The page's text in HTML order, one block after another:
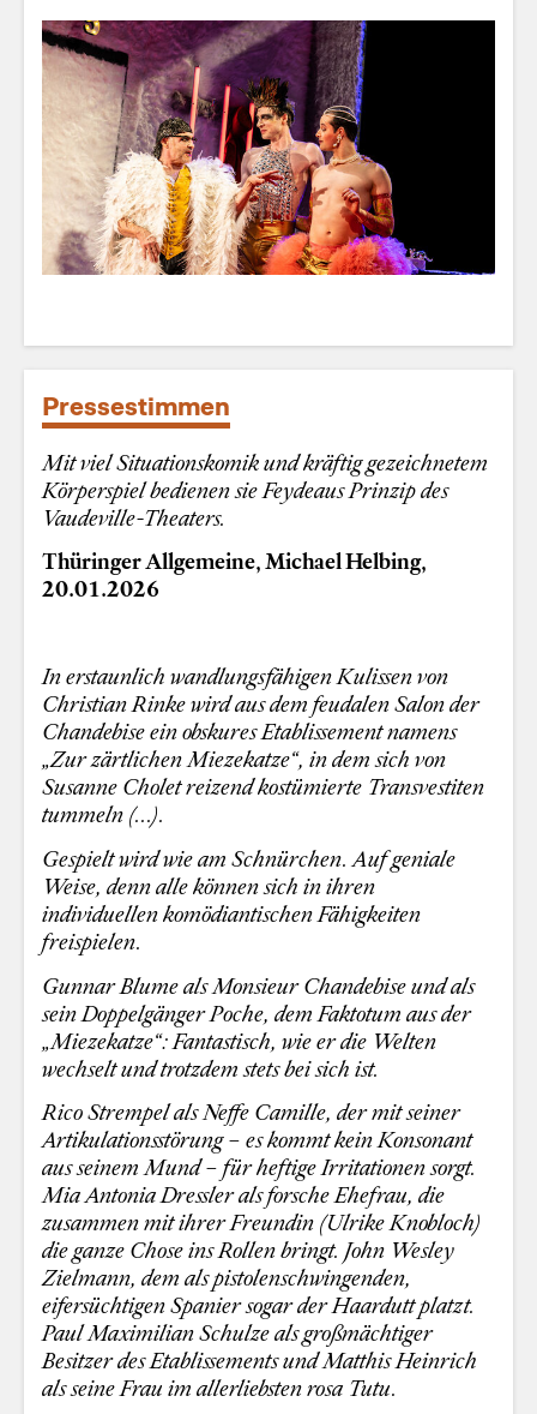
Pressestimmen
Mit viel Situationskomik und kräftig gezeichnetem
Körperspiel bedienen sie Feydeaus Prinzip des
Vaudeville-Theaters.
Thüringer Allgemeine, Michael Helbing,
20.01.2026
In erstaunlich wandlungsfähigen Kulissen von
Christian Rinke wird aus dem feudalen Salon der
Chandebise ein obskures Etablissement namens
„Zur zärtlichen Miezekatze“, in dem sich von
Susanne Cholet reizend kostümierte Transvestiten
tummeln (...).
Gespielt wird wie am Schnürchen. Auf geniale
Weise, denn alle können sich in ihren
individuellen komödiantischen Fähigkeiten
freispielen.
Gunnar Blume als Monsieur Chandebise und als
sein Doppelgänger Poche, dem Faktotum aus der
„Miezekatze“: Fantastisch, wie er die Welten
wechselt und trotzdem stets bei sich ist.
Rico Strempel als Neffe Camille, der mit seiner
Artikulationsstörung – es kommt kein Konsonant
aus seinem Mund – für heftige Irritationen sorgt.
Mia Antonia Dressler als forsche Ehefrau, die
zusammen mit ihrer Freundin (Ulrike Knobloch)
die ganze Chose ins Rollen bringt. John Wesley
Zielmann, dem als pistolenschwingenden,
eifersüchtigen Spanier sogar der Haardutt platzt.
Paul Maximilian Schulze als großmächtiger
Besitzer des Etablissements und Matthis Heinrich
als seine Frau im allerliebsten rosa Tutu.